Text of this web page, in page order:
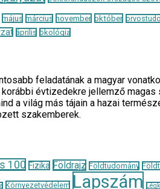
május március november október
április ökológia
feladatának a magyar
évtizedekre jellemző
a világ más tájain a hazai
szakemberek.
100 Fizika Földrajz Földtudomány
Környezetvédelem Lapszám